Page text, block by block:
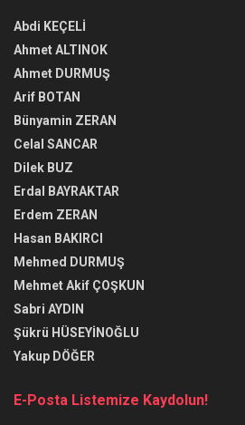
Abdi KEÇELİ
Ahmet ALTINOK
Ahmet DURMUŞ
Arif BOTAN
Bünyamin ZERAN
Celal SANCAR
Dilek BUZ
Erdal BAYRAKTAR
Erdem ZERAN
Hasan BAKIRCI
Mehmed DURMUŞ
Mehmet Akif ÇOŞKUN
Sabri AYDIN
Şükrü HÜSEYİNOĞLU
Yakup DÖĞER
E-Posta Listemize Kaydolun!